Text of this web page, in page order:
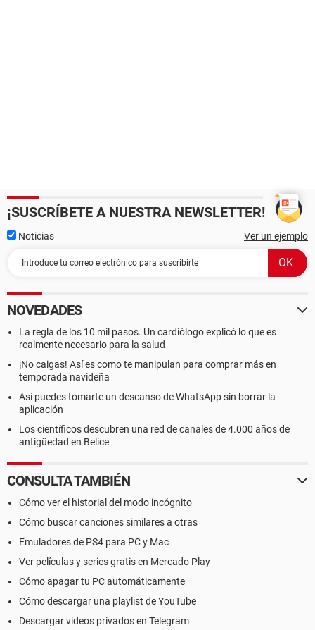
¡SUSCRÍBETE A NUESTRA NEWSLETTER!
Noticias Ver un ejemplo
NOVEDADES
La regla de los 10 mil pasos. Un cardiólogo explicó lo que es
realmente necesario para la salud
¡No caigas! Así es como te manipulan para comprar más en
temporada navideña
Así puedes tomarte un descanso de WhatsApp sin borrar la
aplicación
Los científicos descubren una red de canales de 4.000 años de
antigüedad en Belice
CONSULTA TAMBIÉN
Cómo ver el historial del modo incógnito
Cómo buscar canciones similares a otras
Emuladores de PS4 para PC y Mac
Ver películas y series gratis en Mercado Play
Cómo apagar tu PC automáticamente
Cómo descargar una playlist de YouTube
Descargar videos privados en Telegram